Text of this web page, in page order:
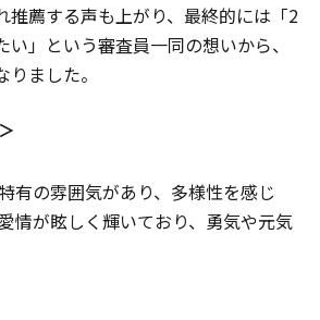
推薦する声も上がり、最終的には「2
」という審査員一同の想いから、
ました。
有の雰囲気があり、多様性を感じ
情が眩しく輝いており、勇気や元気